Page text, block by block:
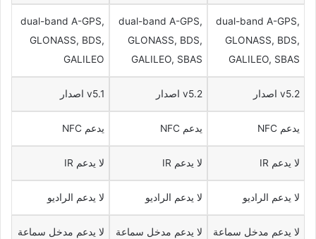
dual-band A-GPS,
GLONASS, BDS,
GALILEO, SBAS
dual-band A-GPS,
GLONASS, BDS,
GALILEO, SBAS
dual-band A-GPS,
GLONASS, BDS,
GALILEO
v5.2 اصدار v5.2 اصدار v5.1 اصدار
يدعم NFC يدعم NFC يدعم NFC
لا يدعم IR لا يدعم IR لا يدعم IR
لا يدعم الراديو لا يدعم الراديو لا يدعم الراديو
لا يدعم مدخل سماعة
لا يدعم مدخل سماعة
لا يدعم مدخل سماعة